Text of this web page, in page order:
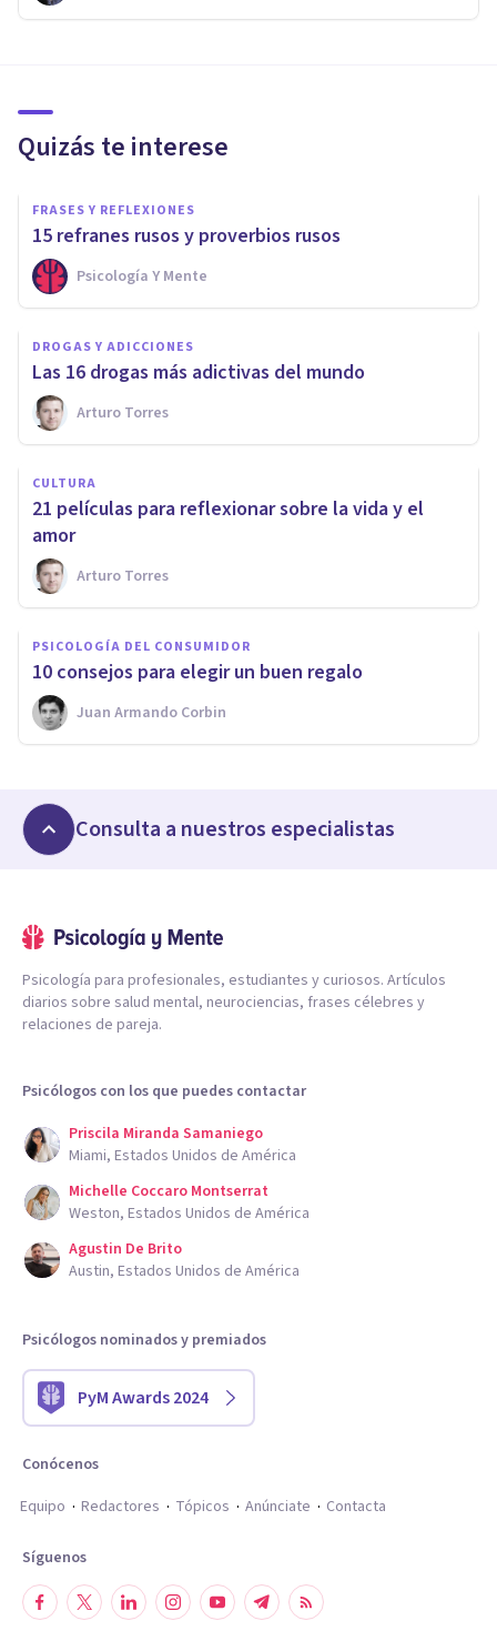
Quizás te interese
FRASES Y REFLEXIONES
15 refranes rusos y proverbios rusos
Psicología Y Mente
DROGAS Y ADICCIONES
Las 16 drogas más adictivas del mundo
Arturo Torres
CULTURA
21 películas para reflexionar sobre la vida y el
amor
Arturo Torres
PSICOLOGÍA DEL CONSUMIDOR
10 consejos para elegir un buen regalo
Juan Armando Corbin
Consulta a nuestros especialistas
Psicología para profesionales, estudiantes y curiosos. Artículos
diarios sobre salud mental, neurociencias, frases célebres y
relaciones de pareja.
Psicólogos con los que puedes contactar
Priscila Miranda Samaniego
Miami, Estados Unidos de América
Michelle Coccaro Montserrat
Weston, Estados Unidos de América
Agustin De Brito
Austin, Estados Unidos de América
Psicólogos nominados y premiados
PyM Awards 2024
Conócenos
Equipo
Redactores Tópicos Anúnciate Contacta
Síguenos